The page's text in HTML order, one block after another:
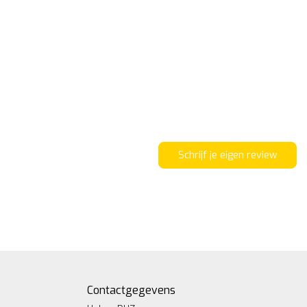
Schrijf je eigen review
Contactgegevens